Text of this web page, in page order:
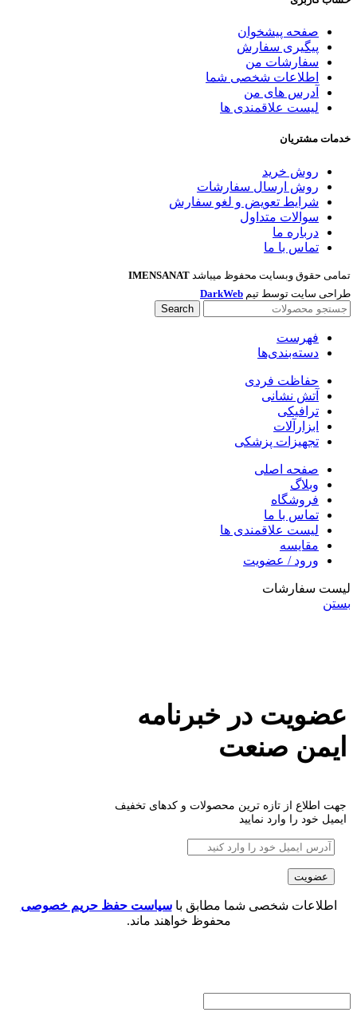
صفحه پیشخوان
پیگیری سفارش
سفارشات من
اطلاعات شخصی شما
آدرس های من
لیست علاقمندی ها
خدمات مشتریان
روش خرید
روش ارسال سفارشات
شرایط تعویض و لغو سفارش
سوالات متداول
درباره ما
تماس با ما
تمامی حقوق وبسایت محفوظ میباشد IMENSANAT
طراحی سایت توسط تیم DarkWeb
Search
فهرست
دسته‌بندی‌ها
حفاظت فردی
آتش نشانی
ترافیکی
ابزارآلات
تجهیزات پزشکی
صفحه اصلی
وبلاگ
فروشگاه
تماس با ما
لیست علاقمندی ها
مقایسه
ورود / عضویت
لیست سفارشات
بستن
عضویت در خبرنامه
ایمن صنعت
جهت اطلاع از تازه ترین محصولات و کدهای تخفیف
ایمیل خود را وارد نمایید
اطلاعات شخصی شما مطابق باسیاست حفظ حریم خصوصی
محفوظ خواهند ماند.